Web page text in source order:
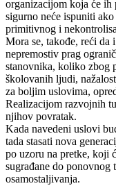
organizacijom koja će ih
sigurno neće ispuniti
primitivnog i
Mora se, takođe, reći da
nepremostiv prag
stanovnika, koliko zbog
školovanih ljudi,
za boljim uslovima,
Realizacijom razvojnih
njihov povratak.
Kada navedeni uslovi
tada stasati nova
po uzoru na pretke, koji
sugrađane do
osamostaljivanja.